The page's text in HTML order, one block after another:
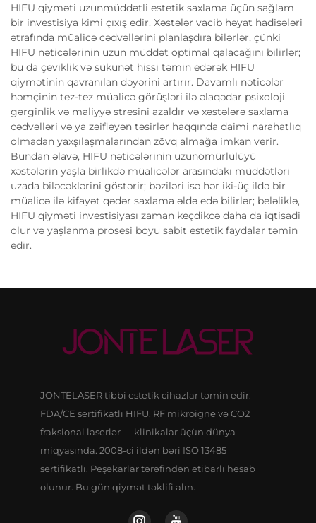
HIFU qiyməti uzunmüddətli estetik saxlama üçün sağlam
bir investisiya kimi çıxış edir. Xəstələr vacib həyat hadisələri
ətrafında müalicə cədvəllərini planlaşdıra bilərlər, çünki
HIFU nəticələrinin uzun müddət optimal qalacağını bilirlər;
bu da çeviklik və sükunət hissi təmin edərək HIFU
qiymətinin qavranılan dəyərini artırır. Davamlı nəticələr
həmçinin tez-tez müalicə görüşləri ilə əlaqədar psixoloji
gərginlik və maliyyə stresini azaldır və xəstələrə saxlama
cədvəlləri və ya zəifləyən təsirlər haqqında daimi narahatlıq
olmadan yaxşılaşmalarından zövq almağa imkan verir.
Bundan əlavə, HIFU nəticələrinin uzunömürlülüyü
xəstələrin yaşla birlikdə müalicələr arasındakı müddətləri
uzada biləcəklərini göstərir; bəziləri isə hər iki-üç ildə bir
müalicə ilə kifayət qədər saxlama əldə edə bilirlər; beləliklə,
HIFU qiyməti investisiyası zaman keçdikcə daha da iqtisadi
olur və yaşlanma prosesi boyu sabit estetik faydalar təmin
edir.
JONTELASER tibbi estetik cihazlar təmin edir:
FDA/CE sertifikatlı HIFU, RF mikroigne və CO2
fraksional laserlər — klinikalar üçün dünya
miqyasında. 2008-ci ildən bəri ISO 13485
sertifikatlı. Peşəkarlar tərəfindən etibarlı hesab
olunur. Bu gün qiymət təklifi alın.